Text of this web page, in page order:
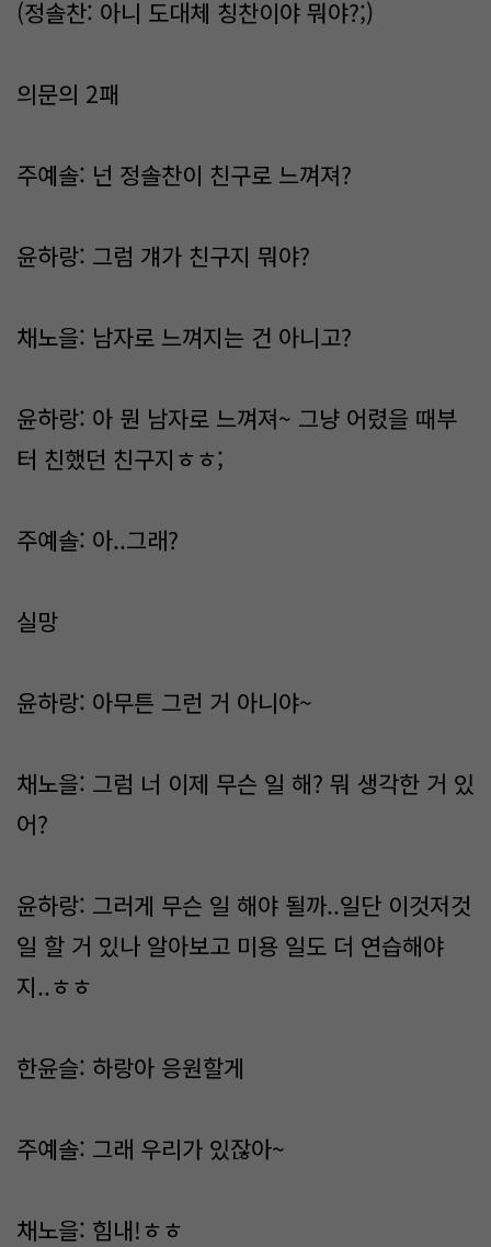
(정솔찬: 아니 도대체 칭찬이야 뭐야?;)
의문의 2패
주예솔: 넌 정솔찬이 친구로 느껴져?
윤하랑: 그럼 걔가 친구지 뭐야?
채노을: 남자로 느껴지는 건 아니고?
윤하랑: 아 뭔 남자로 느껴져~ 그냥 어렸을 때부
터 친했던 친구지ㅎㅎ;
주예솔: 아..그래?
실망
윤하랑: 아무튼 그런 거 아니야~
채노을: 그럼 너 이제 무슨 일 해? 뭐 생각한 거 있
어?
윤하랑: 그러게 무슨 일 해야 될까..일단 이것저것
일 할 거 있나 알아보고 미용 일도 더 연습해야
지..ㅎㅎ
한윤슬: 하랑아 응원할게
주예솔: 그래 우리가 있잖아~
채노을: 힘내!ㅎㅎ